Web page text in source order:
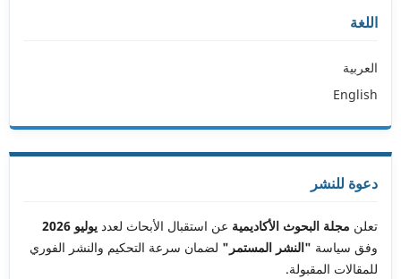
اللغة
العربية
English
دعوة للنشر
تعلن مجلة البحوث الأكاديمية عن استقبال الأبحاث لعدد يوليو 2026
وفق سياسة "النشر المستمر" لضمان سرعة التحكيم والنشر الفوري
للمقالات المقبولة.